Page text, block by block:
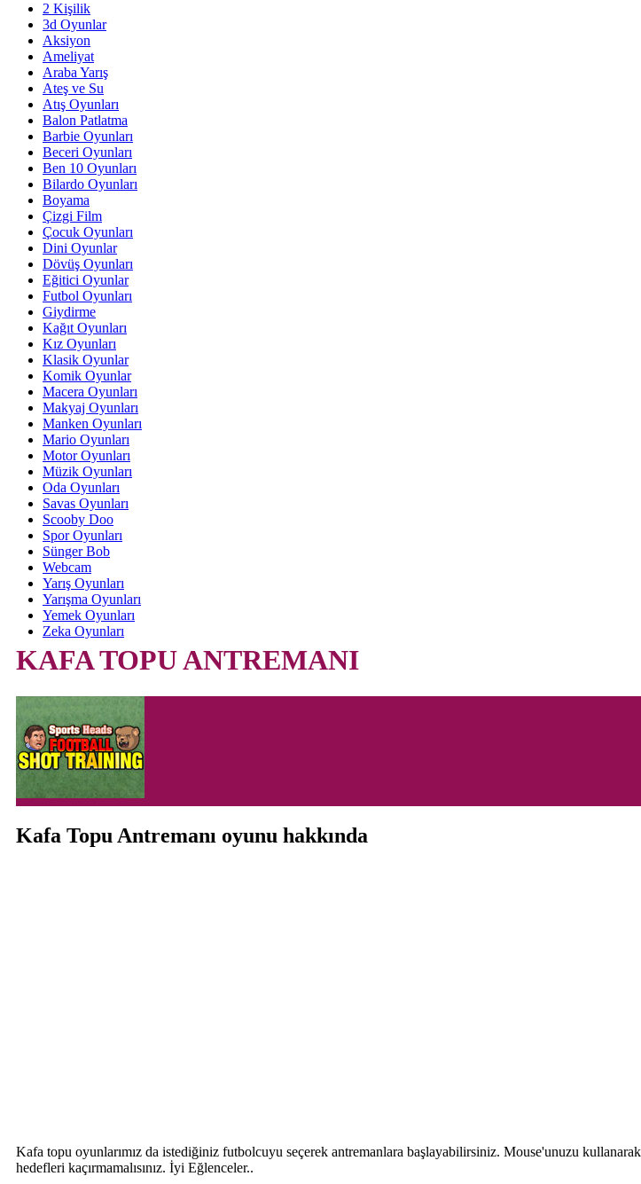
2 Kişilik
3d Oyunlar
Aksiyon
Ameliyat
Araba Yarış
Ateş ve Su
Atış Oyunları
Balon Patlatma
Barbie Oyunları
Beceri Oyunları
Ben 10 Oyunları
Bilardo Oyunları
Boyama
Çizgi Film
Çocuk Oyunları
Dini Oyunlar
Dövüş Oyunları
Eğitici Oyunlar
Futbol Oyunları
Giydirme
Kağıt Oyunları
Kız Oyunları
Klasik Oyunlar
Komik Oyunlar
Macera Oyunları
Makyaj Oyunları
Manken Oyunları
Mario Oyunları
Motor Oyunları
Müzik Oyunları
Oda Oyunları
Savas Oyunları
Scooby Doo
Spor Oyunları
Sünger Bob
Webcam
Yarış Oyunları
Yarışma Oyunları
Yemek Oyunları
Zeka Oyunları
KAFA TOPU ANTREMANI
Kafa Topu Antremanı oyunu hakkında
Kafa topu oyunlarımız da istediğiniz futbolcuyu seçerek antremanlara başlayabilirsiniz. Mouse'unuzu
hedefleri kaçırmamalısınız. İyi Eğlenceler..